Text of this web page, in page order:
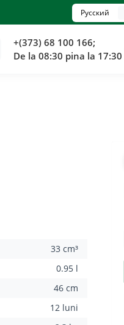
Русский
+(373) 68 100 166;
De la 08:30 pina la 17:30
33 cm³
0.95 l
46 cm
12 luni